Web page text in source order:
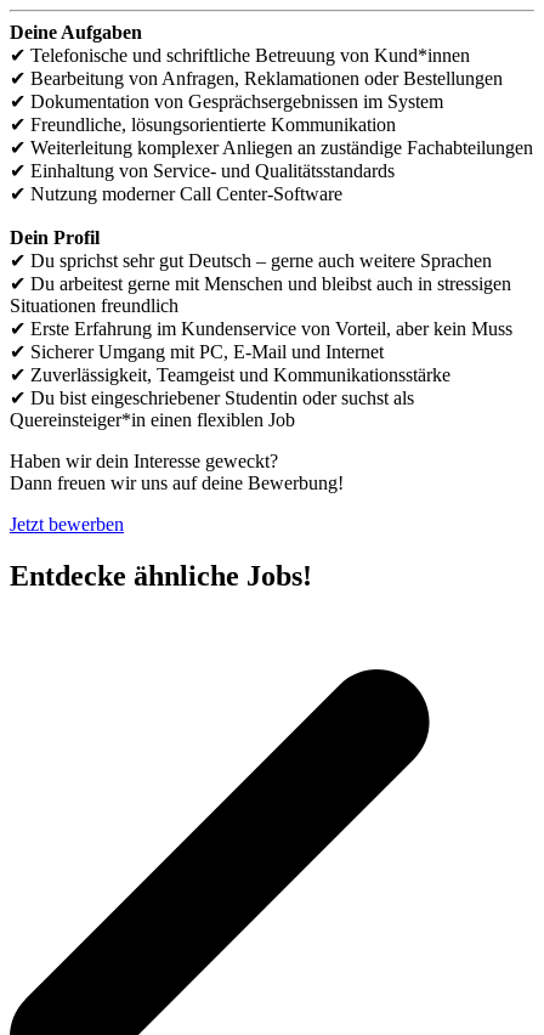
Deine Aufgaben
✔ Telefonische und schriftliche Betreuung von Kund*innen
✔ Bearbeitung von Anfragen, Reklamationen oder Bestellungen
✔ Dokumentation von Gesprächsergebnissen im System
✔ Freundliche, lösungsorientierte Kommunikation
✔ Weiterleitung komplexer Anliegen an zuständige Fachabteilungen
✔ Einhaltung von Service- und Qualitätsstandards
✔ Nutzung moderner Call Center-Software
Dein Profil
✔ Du sprichst sehr gut Deutsch – gerne auch weitere Sprachen
✔ Du arbeitest gerne mit Menschen und bleibst auch in stressigen
Situationen freundlich
✔ Erste Erfahrung im Kundenservice von Vorteil, aber kein Muss
✔ Sicherer Umgang mit PC, E-Mail und Internet
✔ Zuverlässigkeit, Teamgeist und Kommunikationsstärke
✔ Du bist eingeschriebener Studentin oder suchst als
Quereinsteiger*in einen flexiblen Job
Haben wir dein Interesse geweckt?
Dann freuen wir uns auf deine Bewerbung!
Jetzt bewerben
Entdecke ähnliche Jobs!